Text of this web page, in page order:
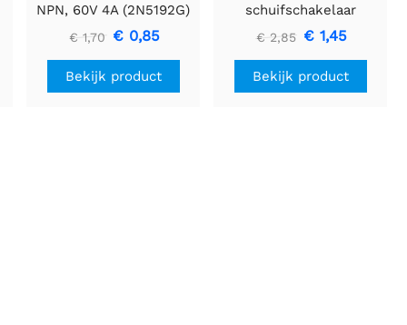
NPN, 60V 4A (2N5192G)
€ 1,70 € 0,85
Bekijk product
schuifschakelaar
€ 2,85 € 1,45
Bekijk product